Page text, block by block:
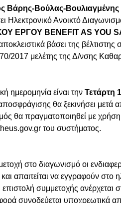
Βάρης-Βούλας-Βουλιαγμένης
Ηλεκτρονικό Ανοικτό
ΕΡΓΟΥ BENEFIT AS YOU
βάσει της
2017 μελέτης της Δ/νσης
ημερομηνία είναι τηνΤετάρτη
αποσφράγισης θα ξεκινήσει
θα πραγματοποιηθεί με
του συστήματος.
στο διαγωνισμό οι
απαιτείται να εγγραφούν
επιστολή συμμετοχής
συνοδεύεται υποχρεωτικά